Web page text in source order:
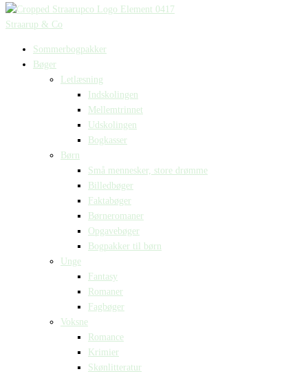
Straarup & Co
Sommerbogpakker
Bøger
Letlæsning
Indskolingen
Mellemtrinnet
Udskolingen
Bogkasser
Børn
Små mennesker, store drømme
Billedbøger
Faktabøger
Børneromaner
Opgavebøger
Bogpakker til børn
Unge
Fantasy
Romaner
Fagbøger
Voksne
Romance
Krimier
Skønlitteratur